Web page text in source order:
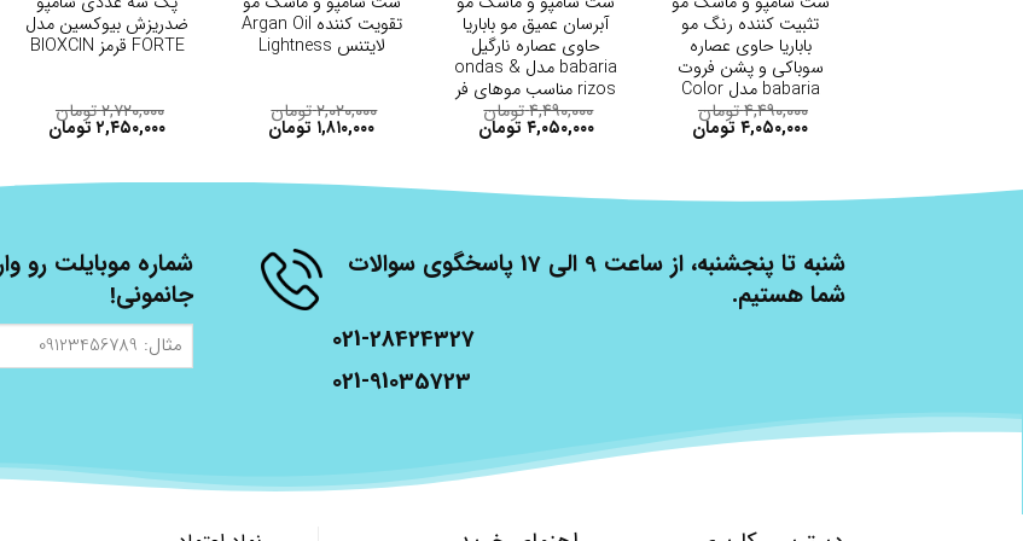
تثبیت کننده رنگ مو
باباریا حاوی عصاره
سوباکی و پشن فروت
babaria مدل Color
Capture
۴,۴۹۰,۰۰۰تومان
۴,۰۵۰,۰۰۰ تومان
آبرسان عمیق مو باباریا
حاوی عصاره نارگیل
babaria مدل ondas &
rizos مناسب موهای فر
و مجعد
۴,۴۹۰,۰۰۰تومان
۴,۰۵۰,۰۰۰ تومان
تقویت کننده Argan Oil
لایتنس Lightness
۲,۰۲۰,۰۰۰تومان
۱,۸۱۰,۰۰۰ تومان
ضدریزش بیوکسین مدل
FORTE قرمز BIOXCIN
۲,۷۲۰,۰۰۰تومان
۲,۴۵۰,۰۰۰ تومان
شنبه تا پنجشنبه، از ساعت 9 الی 17 پاسخگوی سوالات
شما هستیم.
021-28424327
021-91035723
شماره موبایلت رو
جانمونی!
مثال:
09123456789